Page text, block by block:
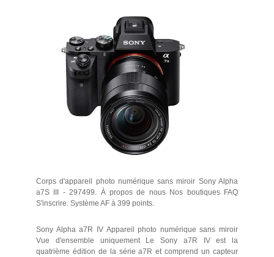
Corps d'appareil photo numérique sans miroir Sony Alpha
a7S III - 297499. À propos de nous Nos boutiques FAQ
S'inscrire. Système AF à 399 points.
Sony Alpha a7R IV Appareil photo numérique sans miroir
Vue d'ensemble uniquement Le Sony a7R IV est la
quatrième édition de la série a7R et comprend un capteur